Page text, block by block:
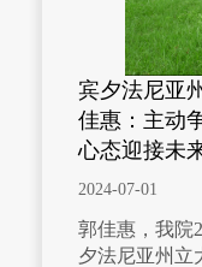
宾夕法尼亚
佳惠：主动
心态迎接未
2024-07-01
郭佳惠，我院
夕法尼亚州立